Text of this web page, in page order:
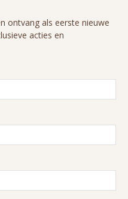
ontvang als eerste nieuwe
acties en